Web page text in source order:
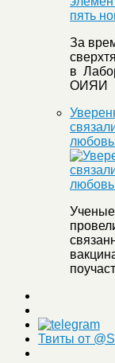
За
в
ОИЯИ
Ученые
Твиты от